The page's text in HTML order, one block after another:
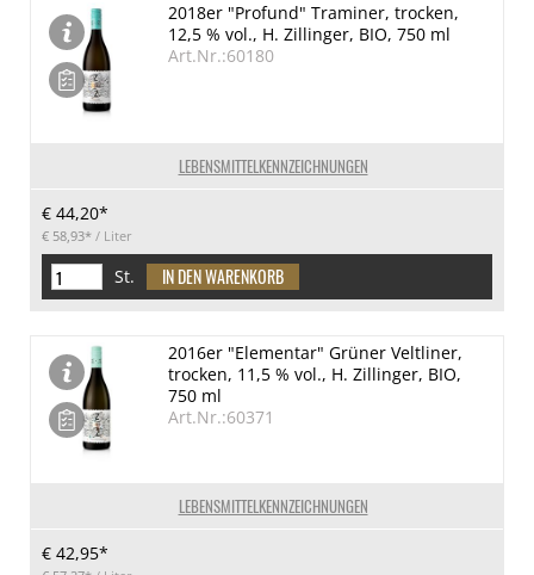
LEBENSMITTELKENNZEICHNUNGEN
2018er "Profund" Traminer, trocken,
12,5 % vol., H. Zillinger, BIO, 750 ml
Art.Nr.:60180
€ 44,20*
€ 58,93* / Liter
St.
LEBENSMITTELKENNZEICHNUNGEN
2016er "Elementar" Grüner Veltliner,
trocken, 11,5 % vol., H. Zillinger, BIO,
750 ml
Art.Nr.:60371
€ 42,95*